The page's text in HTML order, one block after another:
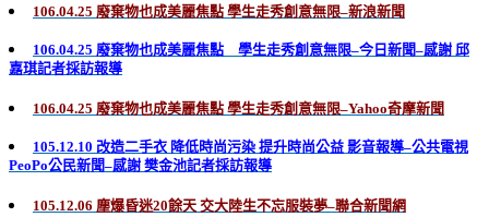
106.04.25 廢棄物也成美麗焦點 學生走秀創意無限–新浪新聞
106.04.25 廢棄物也成美麗焦點 學生走秀創意無限–今日新聞–感謝 邱
嘉琪記者採訪報導
106.04.25 廢棄物也成美麗焦點 學生走秀創意無限–Yahoo奇摩新聞
105.12.10 改造二手衣 降低時尚污染 提升時尚公益 影音報導–公共電視
PeoPo公民新聞–感謝 樊金池記者採訪報導
105.12.06 塵爆昏迷20餘天 交大陸生不忘服裝夢–聯合新聞網